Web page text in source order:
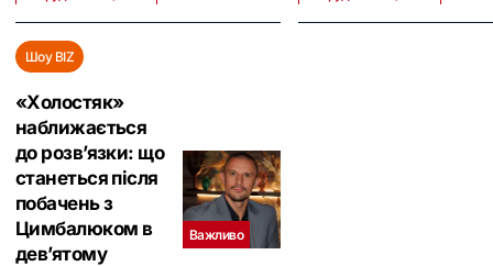
Важливо
Шоу BIZ
«Холостяк»
наближається
до розв’язки: що
станеться після
побачень з
Цимбалюком в
дев’ятому